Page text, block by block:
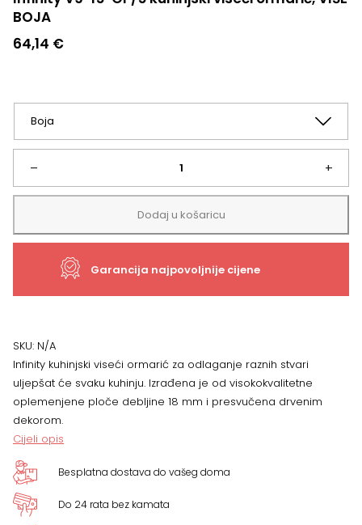
BOJA
64,14 €
–
Infinity
V9-
15-
viseči
ormarič,
VIŠE
BOJA
količina
+
Dodaj u košaricu
Garancija najpovoljnije cijene
SKU: N/A
Infinity kuhinjski viseći ormarić za odlaganje raznih stvari
uljepšat će svaku kuhinju. Izrađena je od visokokvalitetne
oplemenjene ploče debljine 18 mm i presvučena drvenim
dekorom.
Cijeli opis
Besplatna dostava do vašeg doma
Do 24 rata bez kamata